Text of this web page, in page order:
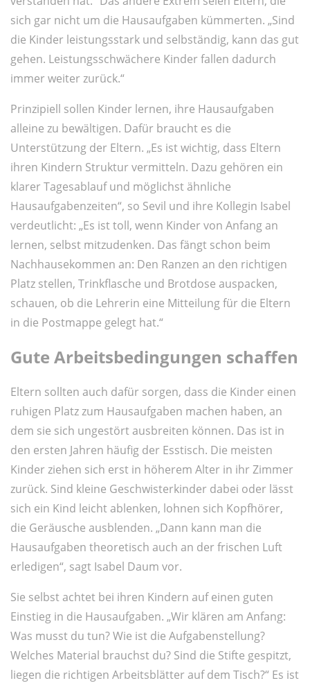
sich gar nicht um die Hausaufgaben kümmerten. „Sind
die Kinder leistungsstark und selbständig, kann das gut
gehen. Leistungsschwächere Kinder fallen dadurch
immer weiter zurück.“
Prinzipiell sollen Kinder lernen, ihre Hausaufgaben
alleine zu bewältigen. Dafür braucht es die
Unterstützung der Eltern. „Es ist wichtig, dass Eltern
ihren Kindern Struktur vermitteln. Dazu gehören ein
klarer Tagesablauf und möglichst ähnliche
Hausaufgabenzeiten“, so Sevil und ihre Kollegin Isabel
verdeutlicht: „Es ist toll, wenn Kinder von Anfang an
lernen, selbst mitzudenken. Das fängt schon beim
Nachhausekommen an: Den Ranzen an den richtigen
Platz stellen, Trinkflasche und Brotdose auspacken,
schauen, ob die Lehrerin eine Mitteilung für die Eltern
in die Postmappe gelegt hat.“
Gute Arbeitsbedingungen schaffen
Eltern sollten auch dafür sorgen, dass die Kinder einen
ruhigen Platz zum Hausaufgaben machen haben, an
dem sie sich ungestört ausbreiten können. Das ist in
den ersten Jahren häufig der Esstisch. Die meisten
Kinder ziehen sich erst in höherem Alter in ihr Zimmer
zurück. Sind kleine Geschwisterkinder dabei oder lässt
sich ein Kind leicht ablenken, lohnen sich Kopfhörer,
die Geräusche ausblenden. „Dann kann man die
Hausaufgaben theoretisch auch an der frischen Luft
erledigen“, sagt Isabel Daum vor.
Sie selbst achtet bei ihren Kindern auf einen guten
Einstieg in die Hausaufgaben. „Wir klären am Anfang:
Was musst du tun? Wie ist die Aufgabenstellung?
Welches Material brauchst du? Sind die Stifte gespitzt,
liegen die richtigen Arbeitsblätter auf dem Tisch?“ Es ist